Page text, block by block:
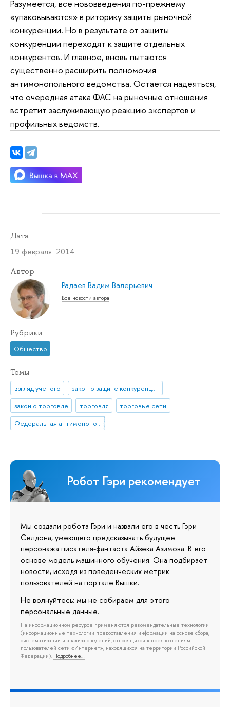
Разумеется, все нововведения по-прежнему
«упаковываются» в риторику защиты рыночной
конкуренции. Но в результате от защиты
конкуренции переходят к защите отдельных
конкурентов. И главное, вновь пытаются
существенно расширить полномочия
антимонопольного ведомства. Остается надеяться,
что очередная атака ФАС на рыночные отношения
встретит заслуживающую реакцию экспертов и
профильных ведомств.
Дата
19 февраля 2014
Автор
Радаев Вадим Валерьевич
Все новости автора
Рубрики
Общество
Темы
взгляд ученого
закон о торговле
торговля
торговые сети
Федеральная антимонопольная служба
Робот Гэри рекомендует
Мы создали робота Гэри и назвали его в честь Гэри
Селдона, умеющего предсказывать будущее
персонажа писателя-фантаста Айзека Азимова. В его
основе модель машинного обучения. Она подбирает
новости, исходя из поведенческих метрик
пользователей на портале Вышки.
Не волнуйтесь: мы не собираем для этого
персональные данные.
На информационном ресурсе применяются рекомендательные технологии
(информационные технологии предоставления информации на основе сбора,
систематизации и анализа сведений, относящихся к предпочтениям
пользователей сети «Интернет», находящихся на территории Российской
Федерации). Подробнее…